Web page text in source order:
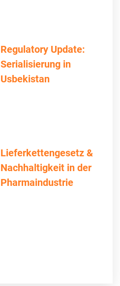
Regulatory Update:
Serialisierung in
Usbekistan
Lieferkettengesetz &
Nachhaltigkeit in der
Pharmaindustrie